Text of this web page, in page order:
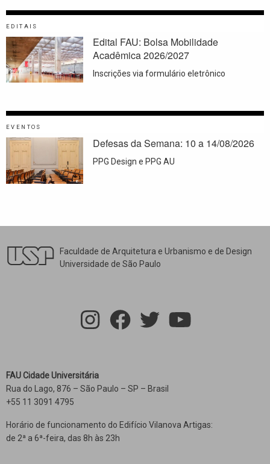
EDITAIS
Edital FAU: Bolsa Mobilidade
Acadêmica 2026/2027
Inscrições via formulário eletrônico
EVENTOS
Defesas da Semana: 10 a 14/08/2026
PPG Design e PPG AU
Faculdade de Arquitetura e Urbanismo e de Design
Universidade de São Paulo
FAU Cidade Universitária
Rua do Lago, 876 – São Paulo – SP – Brasil
+55 11 3091 4795
Horário de funcionamento do Edifício Vilanova Artigas:
de 2ª a 6ª-feira, das 8h às 23h